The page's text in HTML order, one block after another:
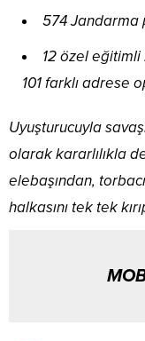
574 Jandarma
12 özel
101 farklı adrese
Uyuşturucuyla
olarak kararlılıkla
elebaşından,
halkasını tek tek